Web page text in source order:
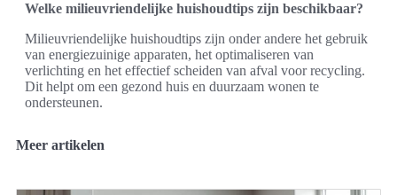
Welke milieuvriendelijke huishoudtips zijn beschikbaar?
Milieuvriendelijke huishoudtips zijn onder andere het gebruik
van energiezuinige apparaten, het optimaliseren van
verlichting en het effectief scheiden van afval voor recycling.
Dit helpt om een gezond huis en duurzaam wonen te
ondersteunen.
Meer artikelen